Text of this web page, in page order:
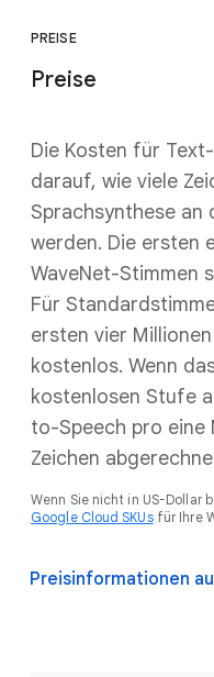
PREISE
Preise
Die Kosten für
darauf, wie viele
Sprachsynthese an
werden. Die ersten
WaveNet-Stimmen
Für
ersten vier
kostenlos. Wenn
kostenlosen Stufe
to-Speech pro eine
Zeichen
Wenn Sie nicht in US-Dollar
Google Cloud SKUsfür Ihre
Preisinformationen